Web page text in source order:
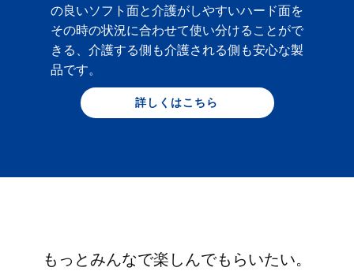
の良いソフト面と介護がしやすいハード面を
その時の状況に合わせて使い分けることがで
きる、介護する側も介護される側も安心な製
品です。
詳しくはこちら
もっとみんなで楽しんでもらいたい。